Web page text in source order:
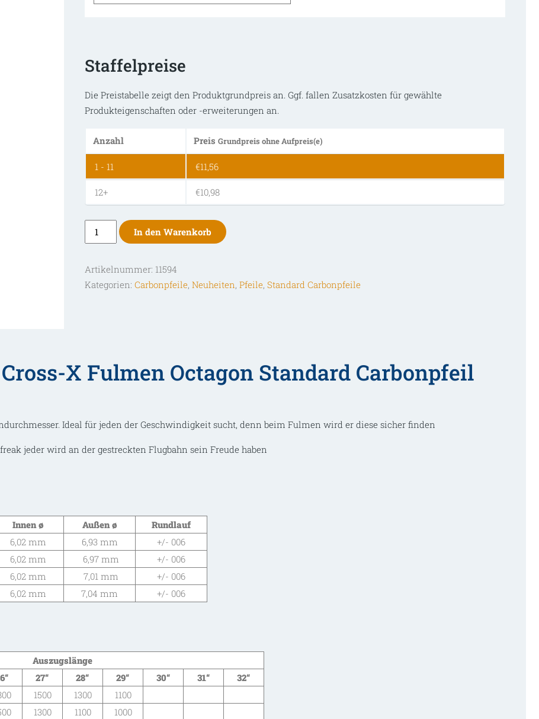
Staffelpreise
Die Preistabelle zeigt den Produktgrundpreis an. Ggf. fallen Zusatzkosten für gewählte
Produkteigenschaften oder -erweiterungen an.
Anzahl Preis Grundpreis ohne Aufpreis(e)
1 - 11 €11,56
12+ €10,98
Cross-
X
Octagon
Standard
In den Warenkorb
Artikelnummer: 11594
Kategorien: Carbonpfeile, Neuheiten, Pfeile, Standard Carbonpfeile
X Fulmen Octagon Standard Carbonpfeil
Ideal für jeden der Geschwindigkeit sucht, denn beim Fulmen wird er diese sicher finden
jeder wird an der gestreckten Flugbahn sein Freude haben
Innen ø Außen ø
Rundlauf
6,02 mm 6,93 mm
+/- 006
6,02 mm 6,97 mm
+/- 006
6,02 mm 7,01 mm
+/- 006
6,02 mm 7,04 mm +/- 006
Auszugslänge
27“ 28“ 29“ 30“ 31“
32“
1500 1300
1100
1300 1100
1000